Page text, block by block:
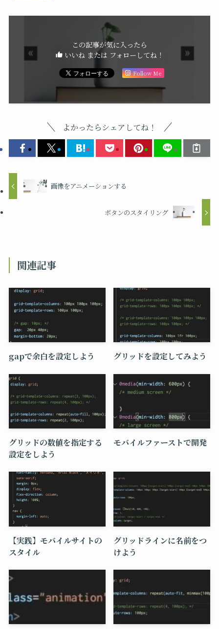
この記事が気に入ったら
いいね または フォローしてね！
Follow Me
よかったらシェアしてね！
画像をアニメーションする
ボタンのスタイリング
関連記事
gapで余白を設定しよう グリッドを設定してみよう
グリッドの数値を指定する
設定をしよう
モバイルファーストで開発
【実践】モバイルサイトの
スタイル
グリッドラインに名前をつ
けよう